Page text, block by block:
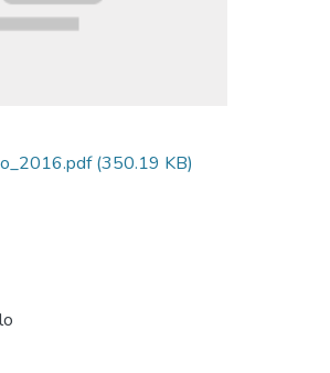
(350.19 KB)